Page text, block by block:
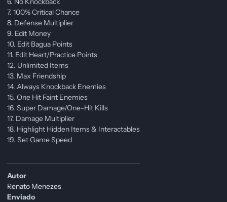
7. 100% Critical Chance
8. Defense Multiplier
9. Edit Money
10. Edit Bagua Points
11. Edit Heart/Practice Points
12. Unlimited Items
13. Max Friendship
14. Always Knockback Enemies
15. One Hit Faint Enemies
16. Super Damage/One-Hit Kills
17. Damage Multiplier
18. Highlight Hidden Items & Interactables
19. Set Game Speed
Autor
Renato Menezes
Enviado